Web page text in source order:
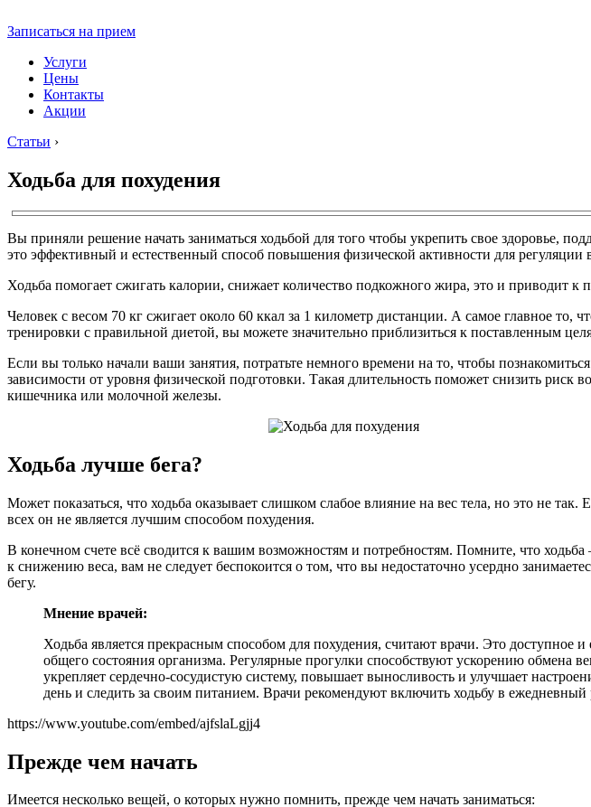
Записаться на прием
Услуги
Цены
Контакты
Акции
Статьи ›
Ходьба для похудения
Вы приняли решение начать заниматься ходьбой для того чтобы укрепить свое здоровье,
это эффективный и естественный способ повышения физической активности для регуляции
Ходьба помогает сжигать калории, снижает количество подкожного жира, это и приводит к
Человек с весом 70 кг сжигает около 60 ккал за 1 километр дистанции. А самое главное
тренировки с правильной диетой, вы можете значительно приблизиться к поставленным
Если вы только начали ваши занятия, потратьте немного времени на то, чтобы
зависимости от уровня физической подготовки. Такая длительность поможет снизить риск
кишечника или молочной железы.
Ходьба лучше бега?
Может показаться, что ходьба оказывает слишком слабое влияние на вес тела, но это не
всех он не является лучшим способом похудения.
В конечном счете всё сводится к вашим возможностям и потребностям. Помните, что
к снижению веса, вам не следует беспокоится о том, что вы недостаточно усердно
бегу.
Мнение врачей:
Ходьба является прекрасным способом для похудения, считают врачи. Это
общего состояния организма. Регулярные прогулки способствуют ускорению обмена
укрепляет сердечно-сосудистую систему, повышает выносливость и улучшает
день и следить за своим питанием. Врачи рекомендуют включить ходьбу в
https://www.youtube.com/embed/ajfslaLgjj4
Прежде чем начать
Имеется несколько вещей, о которых нужно помнить, прежде чем начать заниматься: